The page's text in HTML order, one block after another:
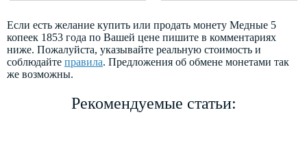
Если есть желание купить или продать монету Медные 5
копеек 1853 года по Вашей цене пишите в комментариях
ниже. Пожалуйста, указывайте реальную стоимость и
соблюдайте правила. Предложения об обмене монетами так
же возможны.
Рекомендуемые статьи: